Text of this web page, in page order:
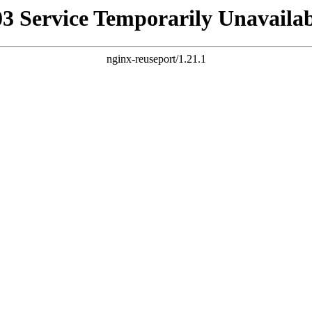
Service Temporarily
nginx-reuseport/1.21.1